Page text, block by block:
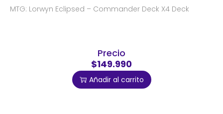
MTG: Lorwyn Eclipsed – Commander Deck X4 Deck
Precio
$149.990
Añadir al carrito